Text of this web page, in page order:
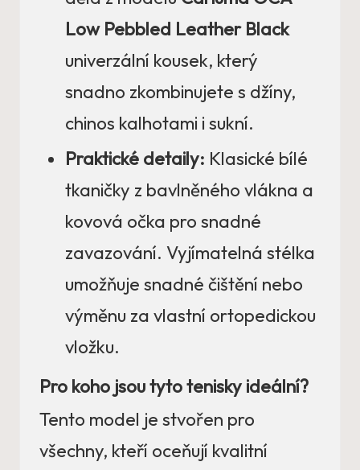
Low Pebbled Leather Black
univerzální kousek, který
snadno zkombinujete s džíny,
chinos kalhotami i sukní.
Praktické detaily: Klasické bílé
tkaničky z bavlněného vlákna a
kovová očka pro snadné
zavazování. Vyjímatelná stélka
umožňuje snadné čištění nebo
výměnu za vlastní ortopedickou
vložku.
Pro koho jsou tyto tenisky ideální?
Tento model je stvořen pro
všechny, kteří oceňují kvalitní